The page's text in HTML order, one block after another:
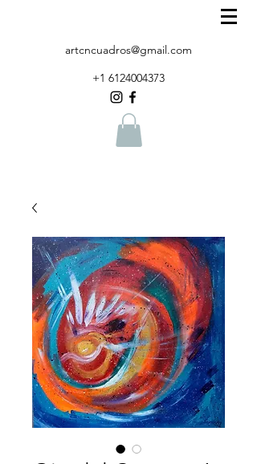
artcncuadros@gmail.com
+1 6124004373